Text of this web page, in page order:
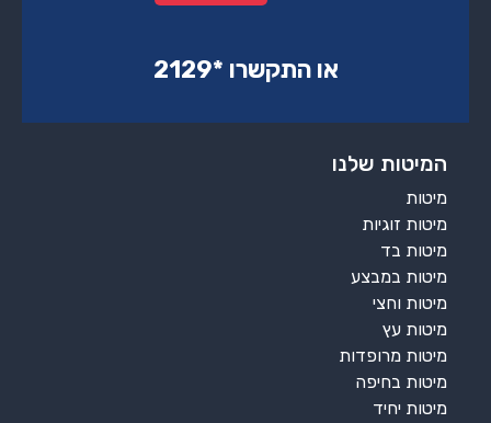
או התקשרו ‏*2129‏
המיטות שלנו
מיטות
מיטות זוגיות
מיטות בד
מיטות במבצע
מיטות וחצי
מיטות עץ
מיטות מרופדות
מיטות בחיפה
מיטות יחיד